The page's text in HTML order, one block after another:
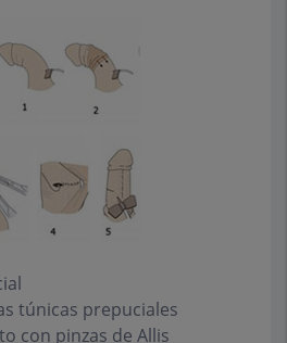
túnicas prepuciales
con pinzas de Allis